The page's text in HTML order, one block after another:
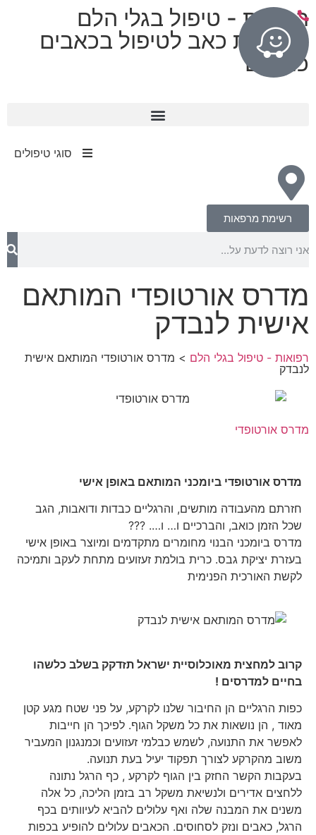
רפואות - טיפול בגלי הלם
מרפאות כאב לטיפול בכאבים
כרוניים
סוגי טיפולים
רשימת מרפאות
מדרס אורטופדי המותאם
אישית לנבדק
רפואות - טיפול בגלי הלם > מדרס אורטופדי המותאם אישית
לנבדק
מדרס אורטופדי
מדרס אורטופדי ביומכני המותאם באופן אישי
חזרתם מהעבודה מותשים, והרגליים כבדות ודואבות, הגב
שכל הזמן כואב, והברכיים ו… ו…. ???
מדרס ביומכני הבנוי מחומרים מתקדמים ומיוצר באופן אישי
בעזרת יציקת גבס. כרית בולמת זעזועים מתחת לעקב ותמיכה
לקשת האורכית הפנימית
קרוב למחצית מאוכלוסיית ישראל תזדקק בשלב כלשהו
בחיים למדרסים !
כפות הרגליים הן החיבור שלנו לקרקע, על פני שטח מגע קטן
מאוד , הן נושאות את כל משקל הגוף. לפיכך הן חייבות
לאפשר את התנועה, לשמש כבלמי זעזועים וכמנגנון המעביר
משוב מהקרקע לצורך תפקוד יעיל בעת תנועה.
בעקבות הקשר החזק בין הגוף לקרקע , כף הרגל נתונה
ללחצים אדירים ולנשיאת משקל רב בזמן הליכה, כל אלה
משנים את המבנה שלה ואף עלולים להביא לעיוותים בכף
הרגל, כאבים ונזק לסחוסים. הכאבים עלולים להופיע בכפות